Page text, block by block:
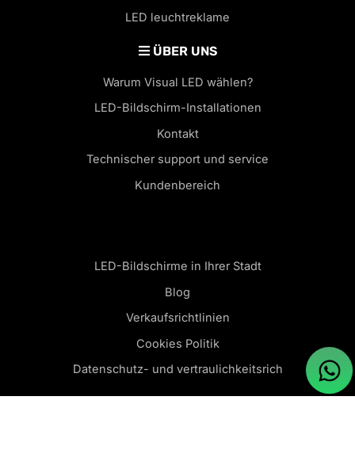
LED leuchtreklame
ÜBER UNS
Warum Visual LED wählen?
LED-Bildschirm-Installationen
Kontakt
Technischer support und service
Kundenbereich
LED-Bildschirme in Ihrer Stadt
Blog
Verkaufsrichtlinien
Cookies Politik
Datenschutz- und vertraulichkeitsrich